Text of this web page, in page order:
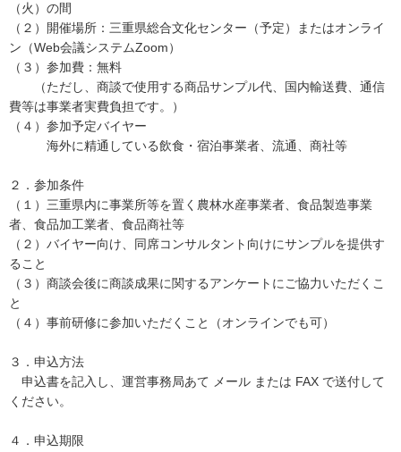
（火）の間
（２）開催場所：三重県総合文化センター（予定）またはオンライ
ン（Web会議システムZoom）
（３）参加費：無料
（ただし、商談で使用する商品サンプル代、国内輸送費、通信
費等は事業者実費負担です。）
（４）参加予定バイヤー
海外に精通している飲食・宿泊事業者、流通、商社等
２．参加条件
（１）三重県内に事業所等を置く農林水産事業者、食品製造事業
者、食品加工業者、食品商社等
（２）バイヤー向け、同席コンサルタント向けにサンプルを提供す
ること
（３）商談会後に商談成果に関するアンケートにご協力いただくこ
と
（４）事前研修に参加いただくこと（オンラインでも可）
３．申込方法
申込書を記入し、運営事務局あて メール または FAX で送付して
ください。
４．申込期限